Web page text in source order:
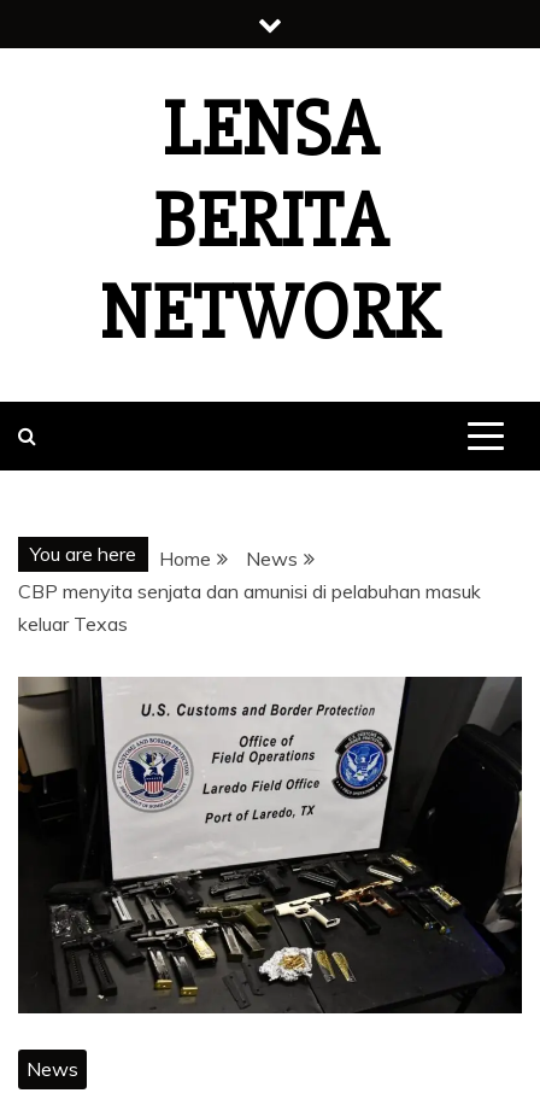
to
LENSA
BERITA
NETWORK
You are here Home
News
CBP menyita senjata dan amunisi di pelabuhan masuk
keluar Texas
News